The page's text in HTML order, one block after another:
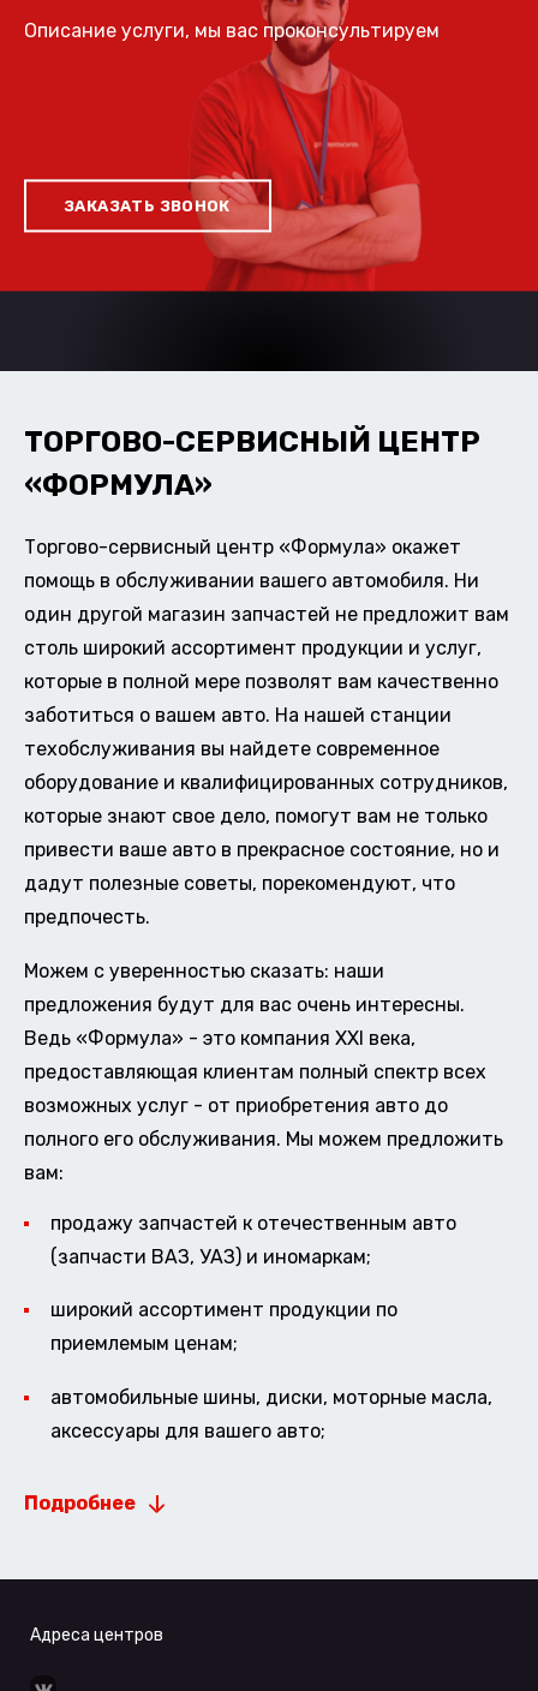
Описание услуги, мы вас проконсультируем
ЗАКАЗАТЬ ЗВОНОК
ТОРГОВО-СЕРВИСНЫЙ ЦЕНТР
«ФОРМУЛА»
Торгово-сервисный центр «Формула» окажет
помощь в обслуживании вашего автомобиля. Ни
один другой магазин запчастей не предложит вам
столь широкий ассортимент продукции и услуг,
которые в полной мере позволят вам качественно
заботиться о вашем авто. На нашей станции
техобслуживания вы найдете современное
оборудование и квалифицированных сотрудников,
которые знают свое дело, помогут вам не только
привести ваше авто в прекрасное состояние, но и
дадут полезные советы, порекомендуют, что
предпочесть.
Можем с уверенностью сказать: наши
предложения будут для вас очень интересны.
Ведь «Формула» - это компания XXI века,
предоставляющая клиентам полный спектр всех
возможных услуг - от приобретения авто до
полного его обслуживания. Мы можем предложить
вам:
продажу запчастей к отечественным авто
(запчасти ВАЗ, УАЗ) и иномаркам;
широкий ассортимент продукции по
приемлемым ценам;
автомобильные шины, диски, моторные масла,
аксессуары для вашего авто;
Подробнее
Адреса центров